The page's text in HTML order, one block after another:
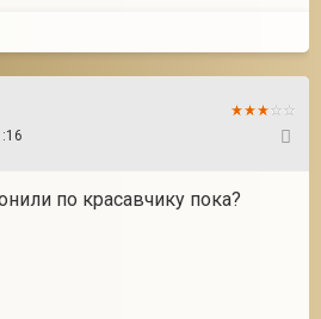
по красавчику пока?